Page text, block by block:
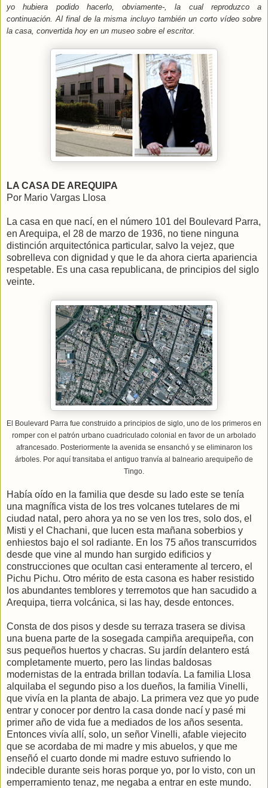
yo hubiera podido hacerlo, obviamente-, la cual reproduzco a
continuación. Al final de la misma incluyo también un corto vídeo sobre
la casa, convertida hoy en un museo sobre el escritor.
LA CASA DE AREQUIPA
Por Mario Vargas Llosa
La casa en que nací, en el número 101 del Boulevard Parra,
en Arequipa, el 28 de marzo de 1936, no tiene ninguna
distinción arquitectónica particular, salvo la vejez, que
sobrelleva con dignidad y que le da ahora cierta apariencia
respetable. Es una casa republicana, de principios del siglo
veinte.
El Boulevard Parra fue construido a principios de siglo, uno de los primeros en
romper con el patrón urbano cuadriculado colonial en favor de un arbolado
afrancesado. Posteriormente la avenida se ensanchó y se eliminaron los
árboles. Por aquí transitaba el antiguo tranvía al balneario arequipeño de
Tingo.
Había oído en la familia que desde su lado este se tenía
una magnífica vista de los tres volcanes tutelares de mi
ciudad natal, pero ahora ya no se ven los tres, solo dos, el
Misti y el Chachani, que lucen esta mañana soberbios y
enhiestos bajo el sol radiante. En los 75 años transcurridos
desde que vine al mundo han surgido edificios y
construcciones que ocultan casi enteramente al tercero, el
Pichu Pichu. Otro mérito de esta casona es haber resistido
los abundantes temblores y terremotos que han sacudido a
Arequipa, tierra volcánica, si las hay, desde entonces.
Consta de dos pisos y desde su terraza trasera se divisa
una buena parte de la sosegada campiña arequipeña, con
sus pequeños huertos y chacras. Su jardín delantero está
completamente muerto, pero las lindas baldosas
modernistas de la entrada brillan todavía. La familia Llosa
alquilaba el segundo piso a los dueños, la familia Vinelli,
que vivía en la planta de abajo. La primera vez que yo pude
entrar y conocer por dentro la casa donde nací y pasé mi
primer año de vida fue a mediados de los años sesenta.
Entonces vivía allí, solo, un señor Vinelli, afable viejecito
que se acordaba de mi madre y mis abuelos, y que me
enseñó el cuarto donde mi madre estuvo sufriendo lo
indecible durante seis horas porque yo, por lo visto, con un
emperramiento tenaz, me negaba a entrar en este mundo.